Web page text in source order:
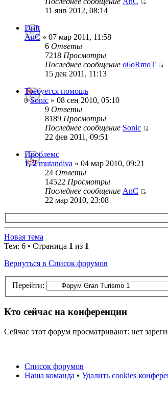
11 янв 2012, 08:14
Drift
AnC » 07 мар 2011, 11:58
6 Ответы
7218 Просмотры
Последнее сообщение o6oRmoT
15 дек 2011, 11:13
Требуется помощь
Sonic » 08 сен 2010, 05:10
9 Ответы
8189 Просмотры
Последнее сообщение Sonic
22 фев 2011, 09:51
Проблемс
1,2 mutandiva » 04 мар 2010, 09:21
24 Ответы
14522 Просмотры
Последнее сообщение AnC
22 мар 2010, 23:08
Новая тема
Тем: 6 • Страница 1 из 1
Вернуться в Список форумов
Перейти:
Кто сейчас на конференции
Сейчас этот форум просматривают: нет
Список форумов
Наша команда • Удалить cookies